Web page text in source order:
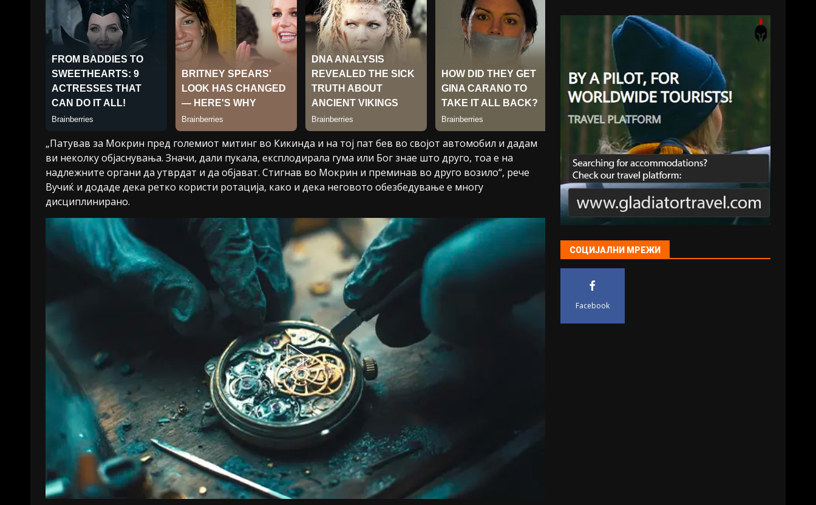
„Патував за Мокрин пред големиот митинг во Кикинда и на тој пат бев во својот автомобил и дадам
ви неколку објаснувања. Значи, дали пукала, експлодирала гума или Бог знае што друго, тоа е на
надлежните органи да утврдат и да објават. Стигнав во Мокрин и преминав во друго возило“, рече
Вучиќ и додаде дека ретко користи ротација, како и дека неговото обезбедување е многу
дисциплинирано.
СОЦИЈАЛНИ МРЕЖИ
Facebook